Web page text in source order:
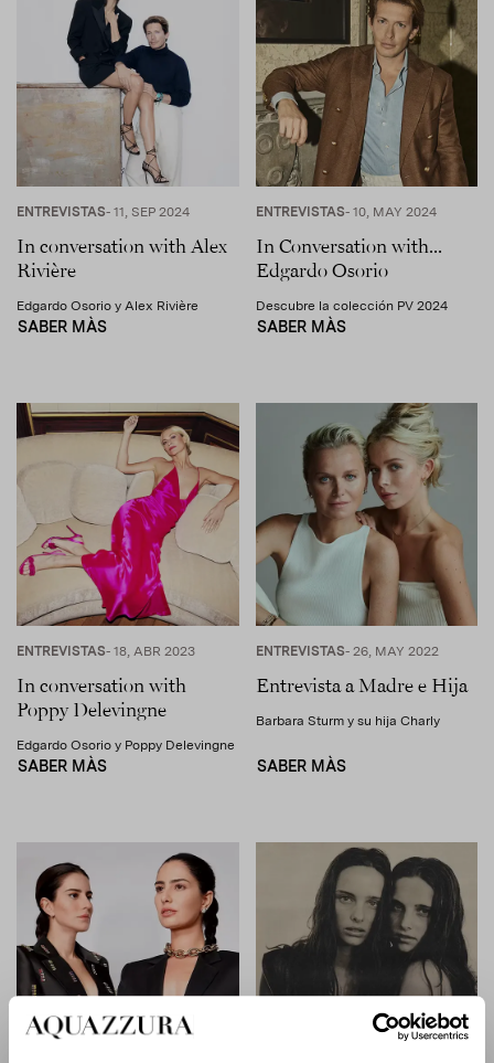
ENTREVISTAS- 11, SEP 2024
In conversation with Alex
Rivière
Edgardo Osorio y Alex Rivière
SABER MÀS
ENTREVISTAS- 10, MAY 2024
In Conversation with...
Edgardo Osorio
Descubre la colección PV 2024
SABER MÀS
ENTREVISTAS- 18, ABR 2023
In conversation with
Poppy Delevingne
Edgardo Osorio y Poppy Delevingne
SABER MÀS
ENTREVISTAS- 26, MAY 2022
Entrevista a Madre e Hija
Barbara Sturm y su hija Charly
SABER MÀS